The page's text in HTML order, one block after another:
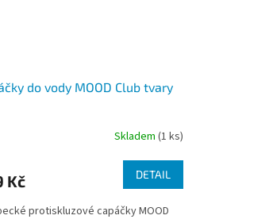
do vody MOOD Club tvary
Skladem (1 ks)
Kč DETAIL
protiskluzové capáčky MOOD